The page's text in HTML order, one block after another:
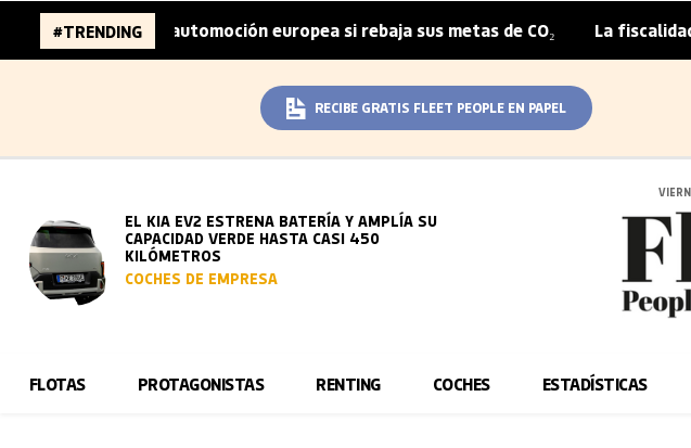
#TRENDING
de la automoción europea si rebaja sus metas de CO₂ | La fiscalidad
RECIBE GRATIS FLEET PEOPLE EN PAPEL
EL KIA EV2 ESTRENA BATERÍA Y AMPLÍA SU
CAPACIDAD VERDE HASTA CASI 450
KILÓMETROS
COCHES DE EMPRESA
FLOTAS PROTAGONISTAS RENTING COCHES ESTADÍSTICAS